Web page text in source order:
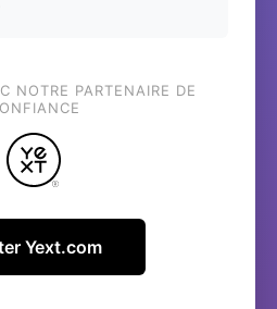
NOTRE PARTENAIRE DE
Yext.com